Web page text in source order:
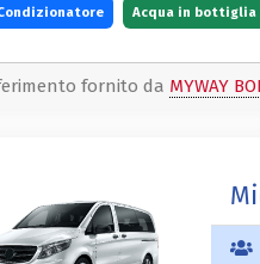
Acqua in
fornito da MYWAY